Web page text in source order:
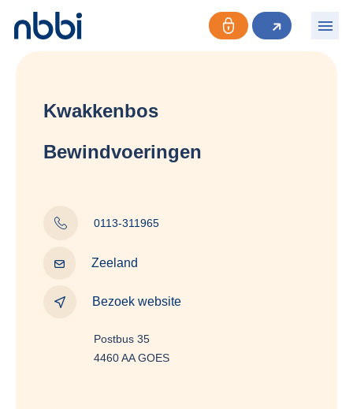
Kwakkenbos
Bewindvoeringen
0113-311965
Zeeland
Bezoek website
Postbus 35
4460 AA GOES